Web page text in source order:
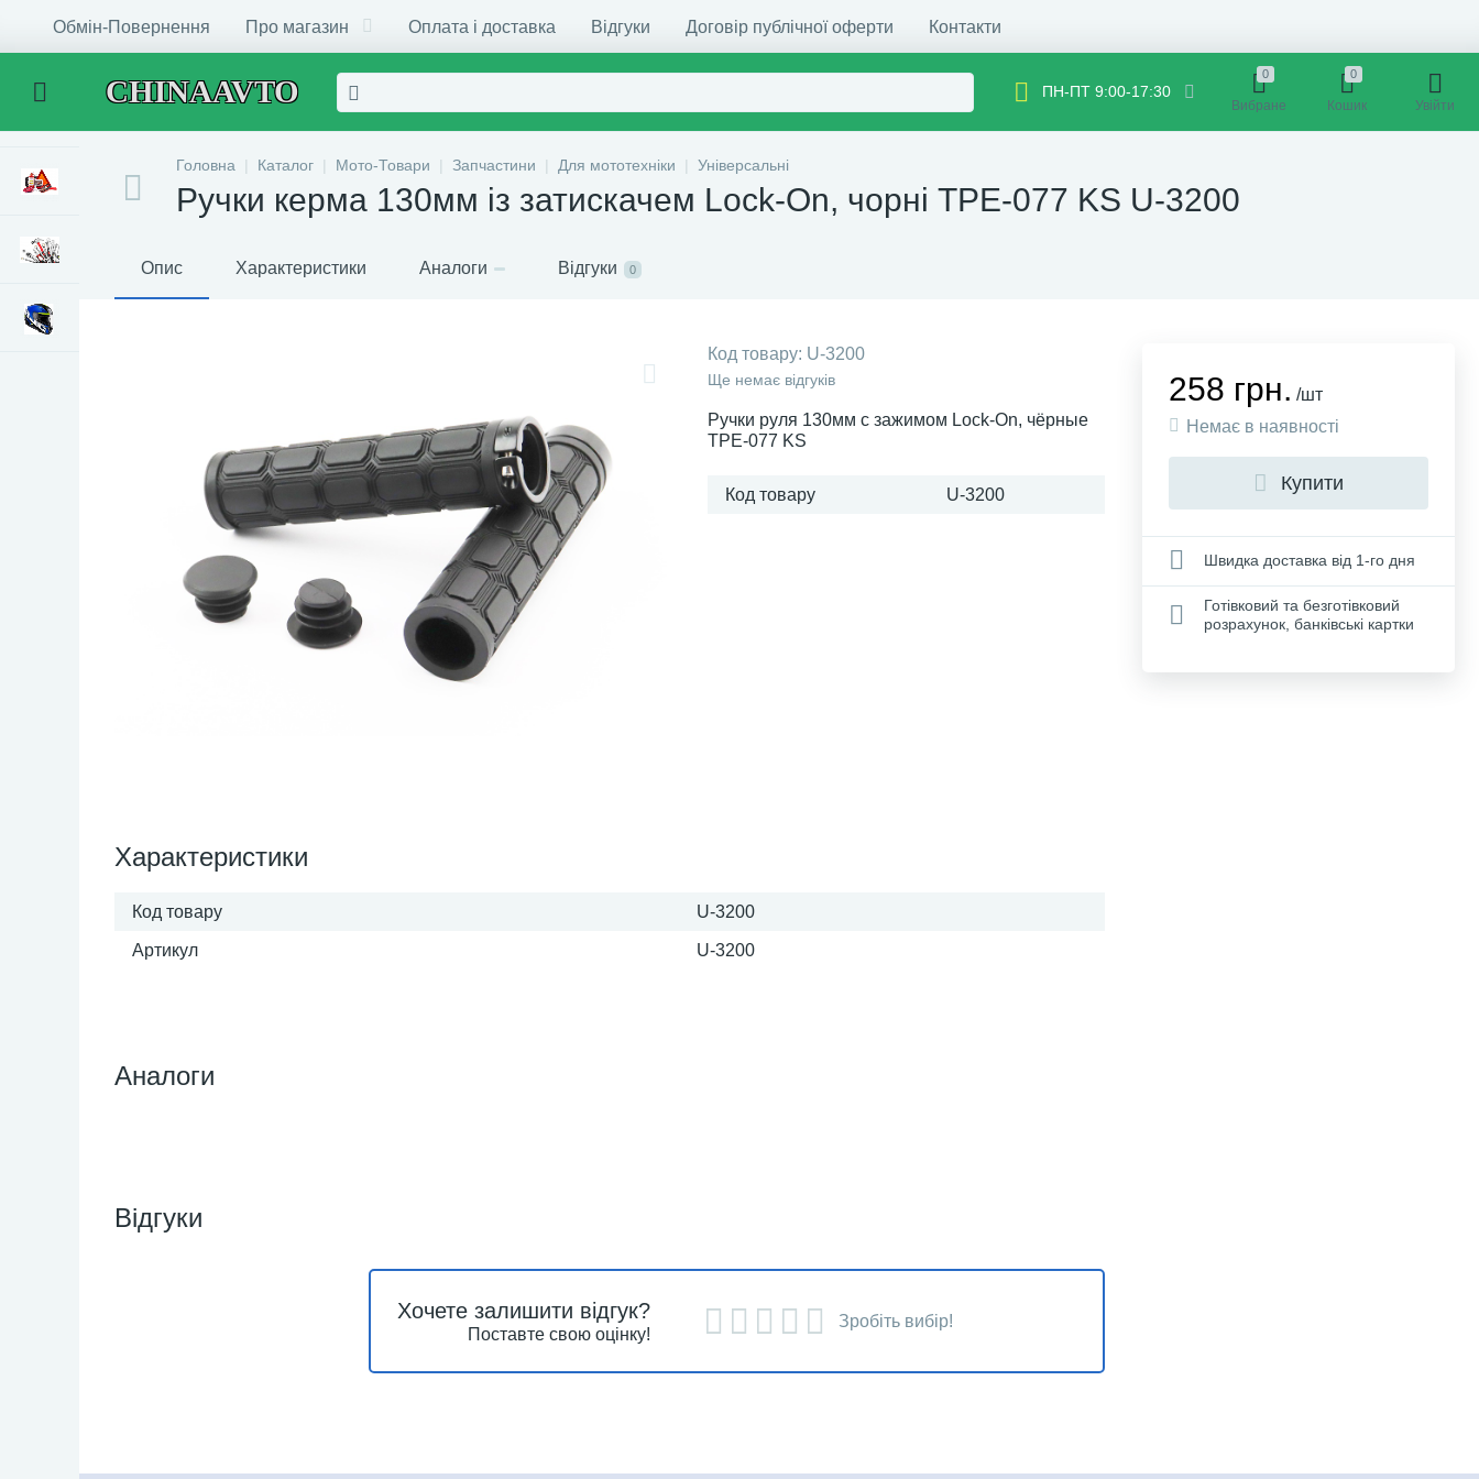
Обмін-Повернення Про магазин Оплата і доставка Відгуки Договір публічної оферти Контакти
CHINAAVTO ПН-ПТ 9:00-17:30
0
Вибране
0
Кошик Увійти
Головна Каталог Мото-Товари Запчастини Для мототехніки Універсальні
Ручки керма 130мм із затискачем Lock-On, чорні TPE-077 KS U-3200
Опис Характеристики Аналоги Відгуки 0
Код товару: U-3200
Ще немає відгуків
Ручки руля 130мм с зажимом Lock-On, чёрные
TPE-077 KS
Код товару U-3200
Характеристики
Код товару U-3200
Артикул U-3200
258 грн. /шт
Немає в наявності
Купити
Швидка доставка від 1-го дня
Готівковий та безготівковий
розрахунок, банківські картки
Аналоги
Відгуки
Хочете залишити відгук?
Поставте свою оцінку!
Зробіть вибір!